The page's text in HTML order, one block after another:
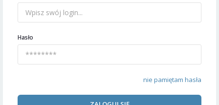
Hasło
nie pamiętam hasła